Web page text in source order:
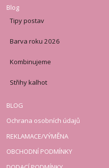
Blog
Tipy postav
Barva roku 2026
Kombinujeme
Střihy kalhot
BLOG
Ochrana osobních údajů
REKLAMACE/VÝMĚNA
OBCHODNÍ PODMÍNKY